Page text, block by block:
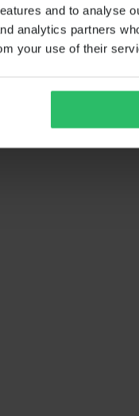
and to analyse
analytics partners
your use of their